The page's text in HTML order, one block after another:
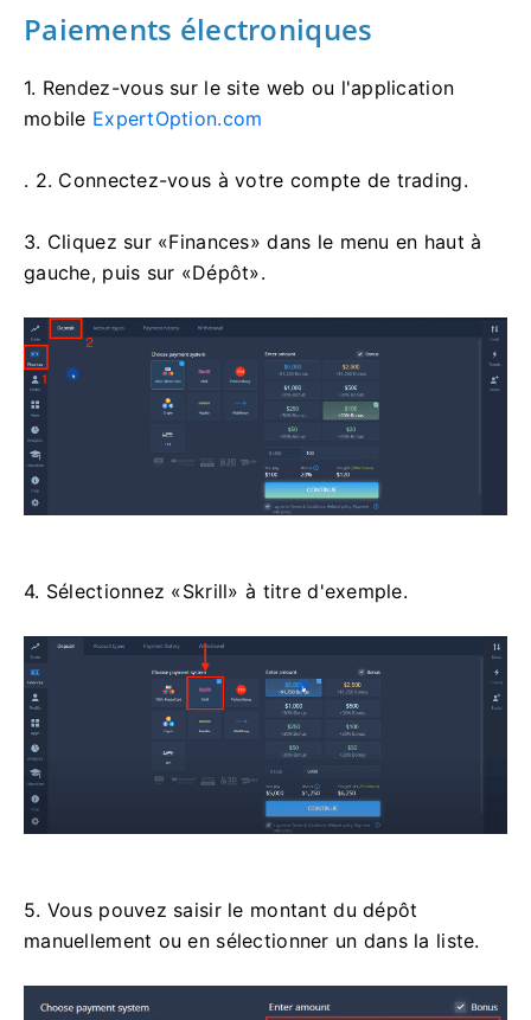
Paiements électroniques
1. Rendez-vous sur le site web ou l'application
mobile ExpertOption.com
. 2. Connectez-vous à votre compte de trading.
3. Cliquez sur «Finances» dans le menu en haut à
gauche, puis sur «Dépôt».
4. Sélectionnez «Skrill» à titre d'exemple.
5. Vous pouvez saisir le montant du dépôt
manuellement ou en sélectionner un dans la liste.